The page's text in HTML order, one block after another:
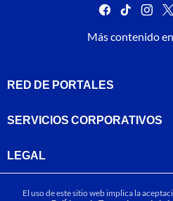
facebook
tiktok
Más contenido en
RED DE PORTALES
SERVICIOS CORPORATIVOS
LEGAL
El uso de este sitio web implica la